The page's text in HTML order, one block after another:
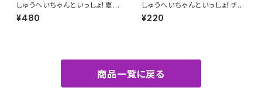
しゅうへいちゃんといっしょ！夏季
限定ステッカー（和泉宗兵作務
衣ver）
¥480
しゅうへいちゃんといっしょ！チェ
キ風ランダムブロマイド（全８
種）
¥220
商品一覧に戻る